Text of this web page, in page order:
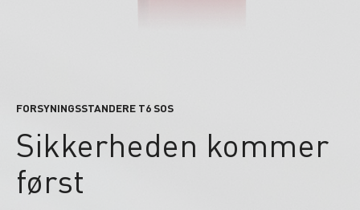
FORSYNINGSSTANDERE T6 SOS
Sikkerheden kommer
først